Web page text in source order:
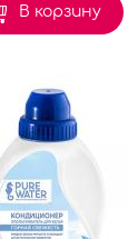
В корзину